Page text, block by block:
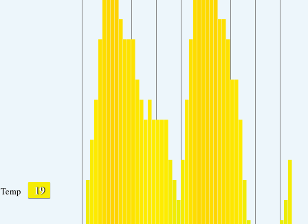
Temp 19